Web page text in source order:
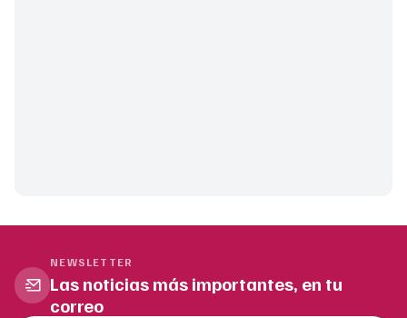
NEWSLETTER
Las noticias más importantes, en tu
correo